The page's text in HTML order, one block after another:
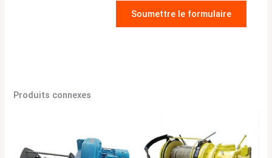
Soumettre le formulaire
Produits connexes